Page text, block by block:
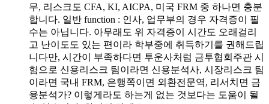
무, 리스크도 CFA, KI, AICPA, 미국 FRM 중 하나면 충분
합니다. 일반 function : 인사, 업무부의 경우 자격증이 필
수는 아닙니다. 아무래도 위 자격증이 시간도 오래걸리
고 난이도도 있는 편이라 학부중에 취득하기를 권해드립
니다만, 시간이 부족하다면 투운사처럼 금투협회주관 시
험으로 신용리스크 팀이라면 신용분석사, 시장리스크 팀
이라면 국내 FRM, 은행쪽이면 외환전문역, 리서치면 금
융분석가? 이렇게라도 하는게 없는 것보다는 도움이 될